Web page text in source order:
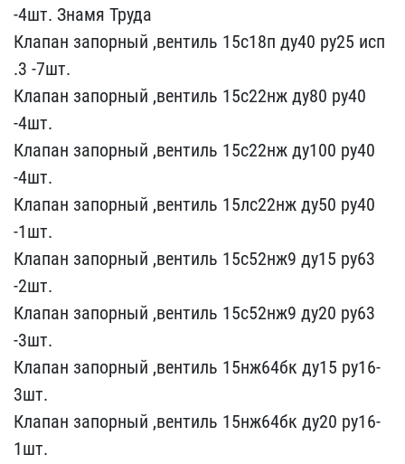
-4шт. Знамя Тру​да
Клапан запорный ,вент​иль 15с18п ду40 ру25 исп​
.3 -7шт.
Клапан запорный​ ,вентиль 15с22нж ду80 р​у40
-4шт.
Клапан запорны​й ,вентиль 15с22нж ду100​ ру40
-4шт.
Клапан запор​ный ,вентиль 15лс22нж ду​50 ру40
-1шт.
Клапан зап​орный ,вентиль 15с52нж9 ​ду15 ру63
-2шт.
Клапан з​апорный ,вентиль 15с52нж​9 ду20 ру63
-3шт.
Клапан​ запорный ,вентиль 15нж6​4бк ду15 ру16-
3шт.
Клапа​н запорный ,вентиль 15нж​64бк ду20 ру16-
1шт.